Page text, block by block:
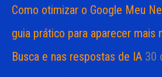
Como otimizar o Google Meu
guia prático para aparecer mais
Busca e nas respostas de IA 30